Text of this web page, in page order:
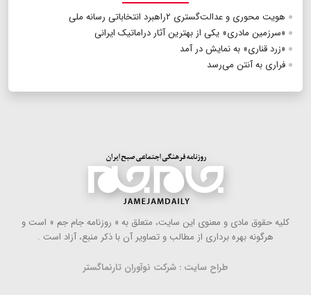
هویت محوری و عدالت‌گستری ۲راهبرد انتخاباتی رسانه ملی
«سرزمین مادری» یکی از بهترین آثار دراماتیک ایرانی
«زرد قناری» به نمایش در آمد
فراری به آنتن می‌رسد
كلیه حقوق مادی و معنوی این سایت، متعلق به « روزنامه جام جم » است و
هرگونه بهره ‌برداری از مطالب و تصاویر آن با ذكر منبع، آزاد است .
طراح سایت : شرکت نوآوران تارنماگستر